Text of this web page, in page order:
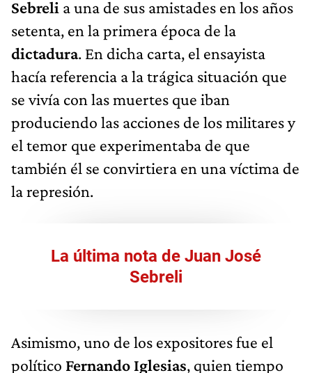
Sebreli a una de sus amistades en los años
setenta, en la primera época de la
dictadura. En dicha carta, el ensayista
hacía referencia a la trágica situación que
se vivía con las muertes que iban
produciendo las acciones de los militares y
el temor que experimentaba de que
también él se convirtiera en una víctima de
la represión.
La última nota de Juan José
Sebreli
Asimismo, uno de los expositores fue el
político Fernando Iglesias, quien tiempo